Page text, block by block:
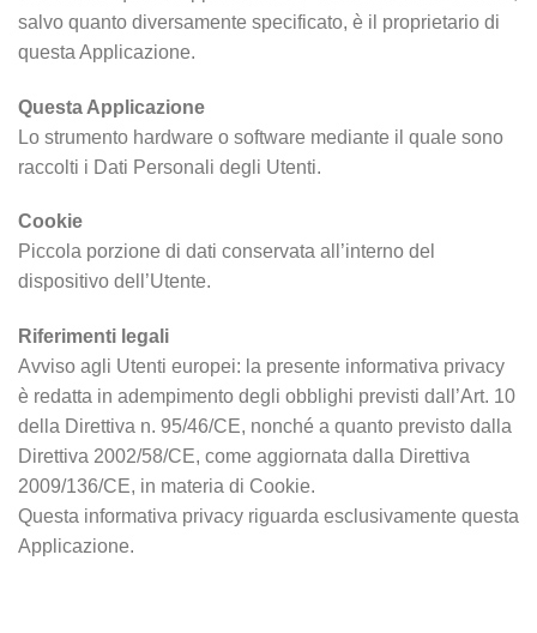
salvo quanto diversamente specificato, è il proprietario di
questa Applicazione.
Questa Applicazione
Lo strumento hardware o software mediante il quale sono
raccolti i Dati Personali degli Utenti.
Cookie
Piccola porzione di dati conservata all’interno del
dispositivo dell’Utente.
Riferimenti legali
Avviso agli Utenti europei: la presente informativa privacy
è redatta in adempimento degli obblighi previsti dall’Art. 10
della Direttiva n. 95/46/CE, nonché a quanto previsto dalla
Direttiva 2002/58/CE, come aggiornata dalla Direttiva
2009/136/CE, in materia di Cookie.
Questa informativa privacy riguarda esclusivamente questa
Applicazione.